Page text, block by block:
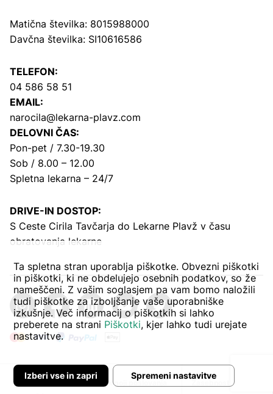
Matična številka: 8015988000
Davčna številka: SI10616586
TELEFON:
04 586 58 51
EMAIL:
narocila@lekarna-plavz.com
DELOVNI ČAS:
Pon-pet / 7.30-19.30
Sob / 8.00 – 12.00
Spletna lekarna – 24/7
DRIVE-IN DOSTOP:
S Ceste Cirila Tavčarja do Lekarne Plavž v času
obratovanja lekarne
Pogoji poslovanja Zasebnost in piškoti
Ta spletna stran uporablja piškotke. Obvezni piškotki
in piškotki, ki ne obdelujejo osebnih podatkov, so že
nameščeni. Z vašim soglasjem pa vam bomo naložili
tudi piškotke za izboljšanje vaše uporabniške
izkušnje. Več informacij o piškotkih si lahko
preberete na strani Piškotki, kjer lahko tudi urejate
nastavitve.
Spremeni nastavitve
Izberi vse in zapri